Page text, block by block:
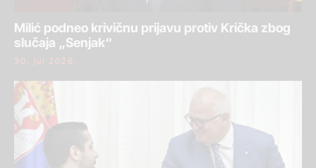
Milić podneo krivičnu prijavu protiv Krička zbog
slučaja „Senjak“
30. jul 2026.